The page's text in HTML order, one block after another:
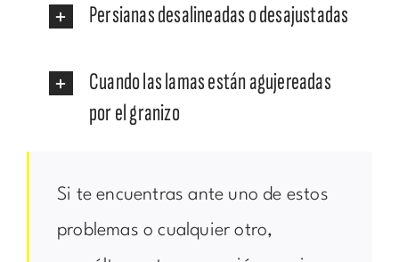
Persianas desalineadas o desajustadas
Cuando las lamas están agujereadas
por el granizo
Si te encuentras ante uno de estos
problemas o cualquier otro,